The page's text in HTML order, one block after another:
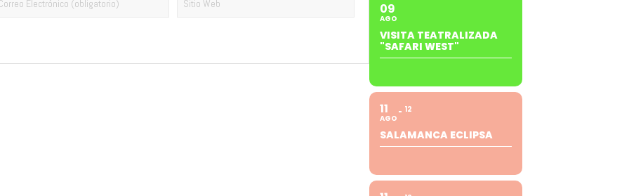
09
AGO
VISITA TEATRALIZADA
"SAFARI WEST"
11
AGO
12
SALAMANCA ECLIPSA